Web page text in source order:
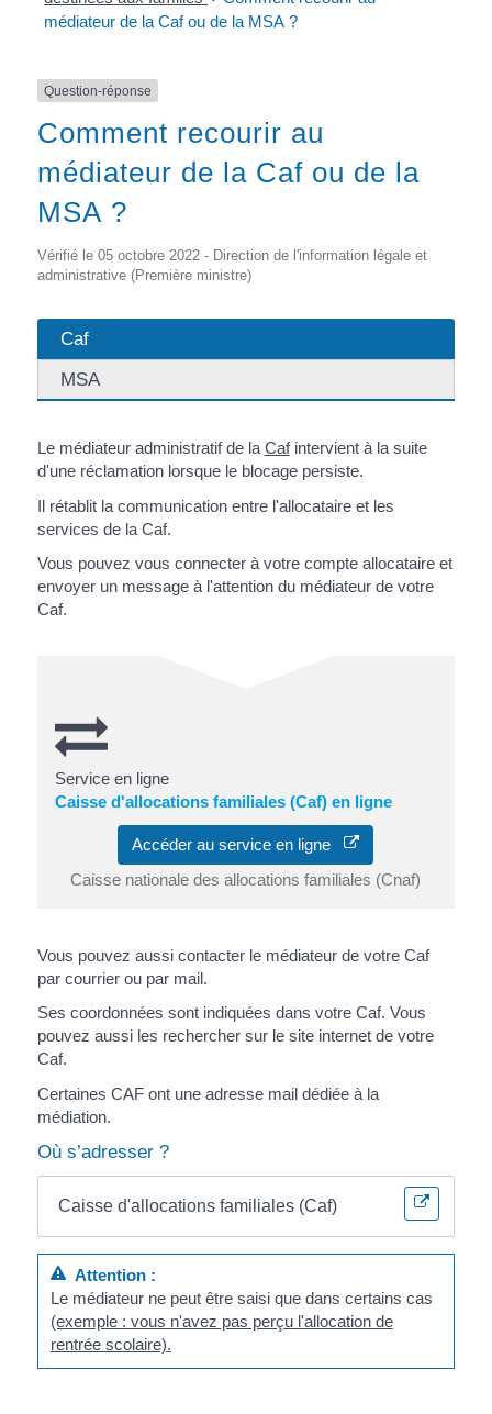
médiateur de la Caf ou de la MSA ?
Question-réponse
Comment recourir au
médiateur de la Caf ou de la
MSA ?
Vérifié le 05 octobre 2022 - Direction de l'information légale et
administrative (Première ministre)
Caf
MSA
Le médiateur administratif de la Cafintervient à la suite
d'une réclamation lorsque le blocage persiste.
Il rétablit la communication entre l'allocataire et les
services de la Caf.
Vous pouvez vous connecter à votre compte allocataire et
envoyer un message à l'attention du médiateur de votre
Caf.
Service en ligne
Caisse d'allocations familiales (Caf) en ligne
Accéder au service en ligne
Caisse nationale des allocations familiales (Cnaf)
Vous pouvez aussi contacter le médiateur de votre Caf
par courrier ou par mail.
Ses coordonnées sont indiquées dans votre Caf. Vous
pouvez aussi les rechercher sur le site internet de votre
Caf.
Certaines CAF ont une adresse mail dédiée à la
médiation.
Où s’adresser ?
Caisse d'allocations familiales (Caf)
Attention :
Le médiateur ne peut être saisi que dans certains cas
(exemple : vous n'avez pas perçu l'allocation de
rentrée scolaire).